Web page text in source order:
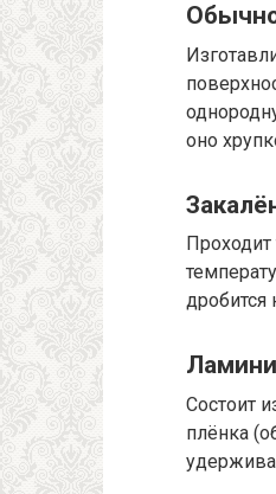
оно
дробится
Состоит
плёнка